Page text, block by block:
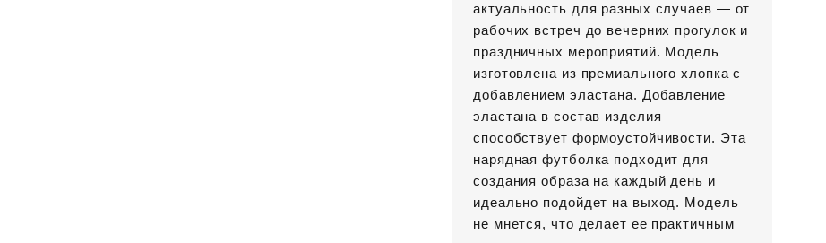
актуальность для разных случаев — от
рабочих встреч до вечерних прогулок и
праздничных мероприятий. Модель
изготовлена из премиального хлопка с
добавлением эластана. Добавление
эластана в состав изделия
способствует формоустойчивости. Эта
нарядная футболка подходит для
создания образа на каждый день и
идеально подойдет на выход. Модель
не мнется, что делает ее практичным